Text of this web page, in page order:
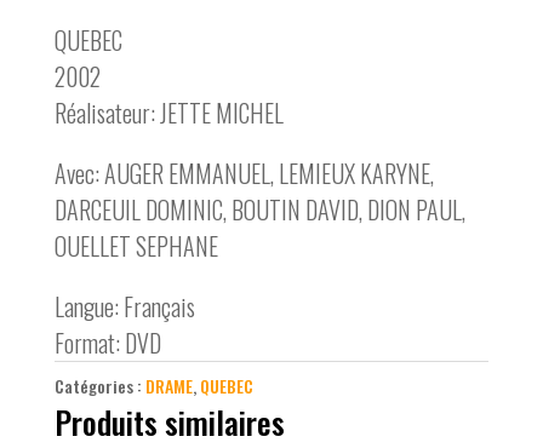
QUEBEC
2002
Réalisateur: JETTE MICHEL
Avec: AUGER EMMANUEL, LEMIEUX KARYNE,
DARCEUIL DOMINIC, BOUTIN DAVID, DION PAUL,
OUELLET SEPHANE
Langue: Français
Format: DVD
Catégories : DRAME,QUEBEC
Produits similaires